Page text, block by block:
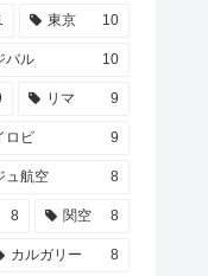
東京 10
バル 10
リマ 9
ロビ 9
ュ航空 8
8 関空 8
カルガリー 8